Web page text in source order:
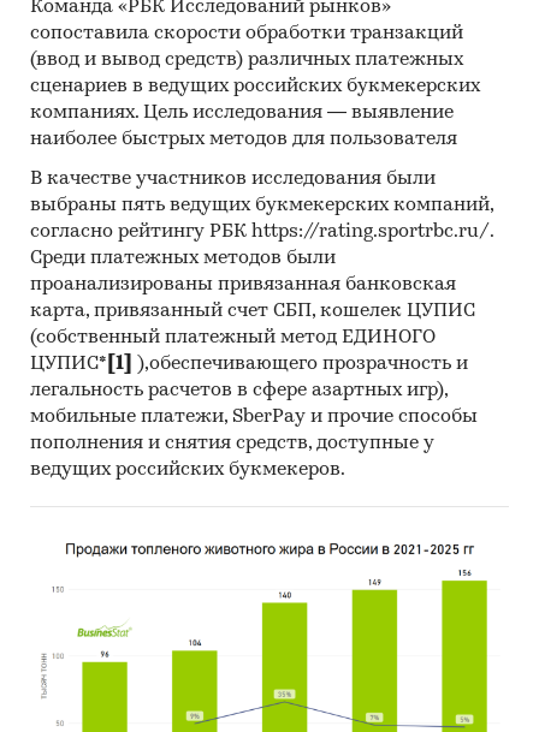
информация об участниках ВЭД с объемами
поставок:
- Рейтинг крупнейших российских импортеров
и зарубежных поставщиков
- Рейтинг ведущих российских экспортеров и
зарубежных покупателей
Единицы измерения:
Количественные показатели в отчете
рассчитаны в тоннах, стоимостные - в
долларах и рублях
География исследования:
РФ, федеральные округа и регионы РФ, страны
мира
Категории: Потребительские товары
Продукты питания / Хлеб и хлебобулочные
изделия
Россия
Команда «РБК Исследований рынков»
сопоставила скорости обработки транзакций
(ввод и вывод средств) различных платежных
сценариев в ведущих российских букмекерских
компаниях. Цель исследования — выявление
наиболее быстрых методов для пользователя
В качестве участников исследования были
выбраны пять ведущих букмекерских компаний,
согласно рейтингу РБК https://rating.sportrbc.ru/.
Среди платежных методов были
проанализированы привязанная банковская
карта, привязанный счет СБП, кошелек ЦУПИС
(собственный платежный метод ЕДИНОГО
ЦУПИС* [1]
),обеспечивающего прозрачность и
легальность расчетов в сфере азартных игр),
мобильные платежи, SberPay и прочие способы
пополнения и снятия средств, доступные у
ведущих российских букмекеров.